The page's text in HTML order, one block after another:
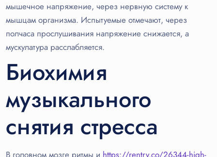
мышечное напряжение, через нервную систему к
мышцам организма. Испытуемые отмечают, через
полчаса прослушивания напряжение снижается, а
мускулатура расслабляется.
Биохимия
музыкального
снятия стресса
В головном мозге ритмы и https://rentry.co/26344-high-